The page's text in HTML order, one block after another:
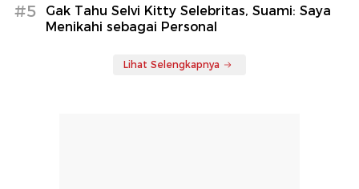
#5
Gak Tahu Selvi Kitty Selebritas, Suami: Saya
Menikahi sebagai Personal
Lihat Selengkapnya